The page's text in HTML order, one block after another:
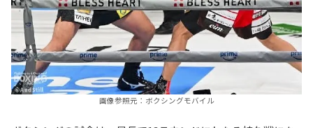
画像参照元：ボクシングモバイル